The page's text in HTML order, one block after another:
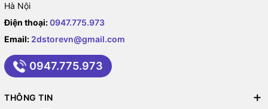
Hà Nội
Điện thoại:0947.775.973
Email: 2dstorevn@gmail.com
0947.775.973
THÔNG TIN